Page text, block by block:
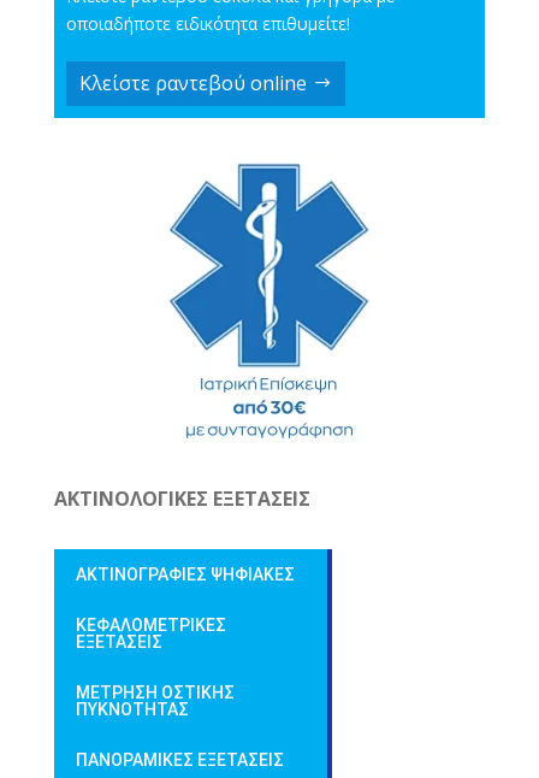
οποιαδήποτε ειδικότητα επιθυμείτε!
Κλείστε ραντεβού online
ΑΚΤΙΝΟΛΟΓΙΚΕΣ ΕΞΕΤΑΣΕΙΣ
ΑΚΤΙΝΟΓΡΑΦΙΕΣ ΨΗΦΙΑΚΕΣ
ΚΕΦΑΛΟΜΕΤΡΙΚΕΣ
ΕΞΕΤΑΣΕΙΣ
ΜΕΤΡΗΣΗ ΟΣΤΙΚΗΣ
ΠΥΚΝΟΤΗΤΑΣ
ΠΑΝΟΡΑΜΙΚΕΣ ΕΞΕΤΑΣΕΙΣ